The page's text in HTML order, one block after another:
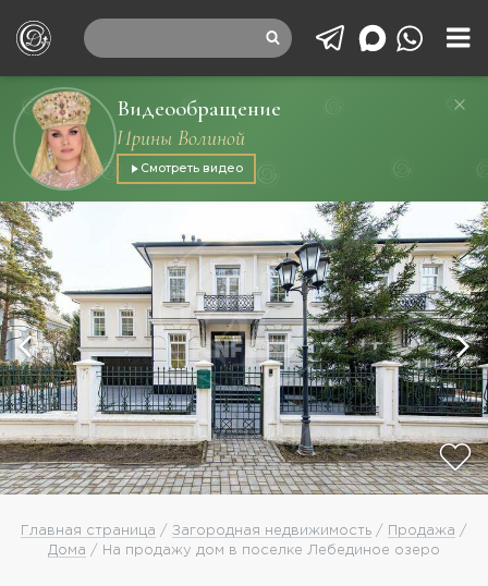
Видеообращение
Ирины Волиной
Смотреть видео
Главная страница / Загородная недвижимость / Продажа /
Дома / На продажу дом в поселке Лебединое озеро